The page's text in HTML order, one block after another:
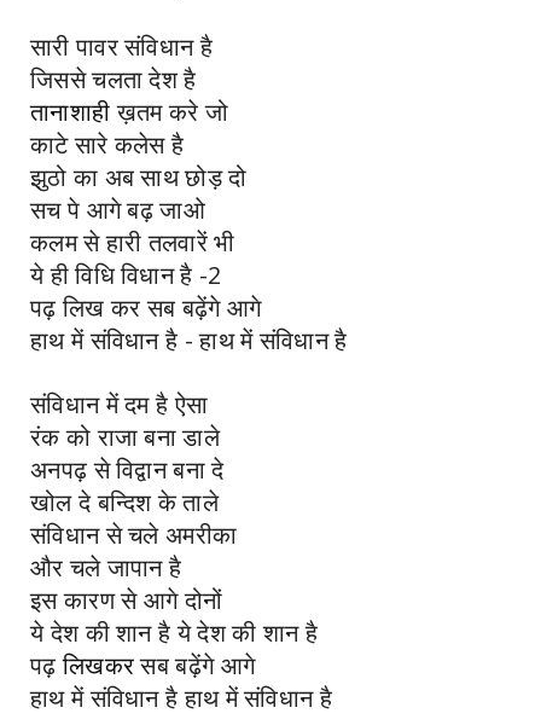
सारी पावर संविधान है
जिससे चलता देश है
तानाशाहीख़तम करे जो
काटे सारे कलेस है
झुठो का अब साथ छोड़ दो
सच पे आगे बढ़ जाओ
कलम से हारी तलवारें भी
ये ही विधि विधान है -2
पढ़ लिख कर सब बढ़ेंगे आगे
हाथ में संविधान है - हाथ में संविधान है
संविधान में दम है ऐसा
रंक को राजा बना डाले
अनपढ़ से विद्वान बना दे
खोल दे बन्दिश के ताले
संविधान से चले अमरीका
और चले जापान है
इस कारण से आगे दोनों
ये देश की शान है ये देश की शान है
पढ़लिखकरसब बढ़ेंगे आगे
हाथ में संविधान है हाथ में संविधान है